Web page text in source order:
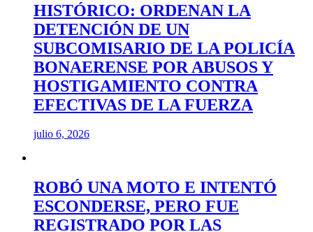
HISTÓRICO: ORDENAN LA
DETENCIÓN DE UN
SUBCOMISARIO DE LA POLICÍA
BONAERENSE POR ABUSOS Y
HOSTIGAMIENTO CONTRA
EFECTIVAS DE LA FUERZA
julio 6, 2026
ROBÓ UNA MOTO E INTENTÓ
ESCONDERSE, PERO FUE
REGISTRADO POR LAS